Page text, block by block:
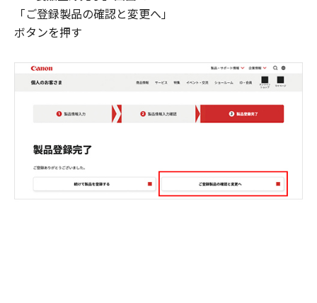
「ご登録製品の確認と変更へ」
ボタンを押す